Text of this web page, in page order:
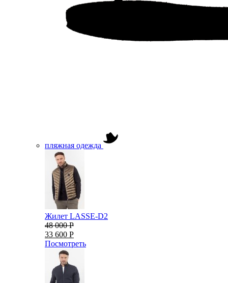
пляжная одежда
Жилет LASSE-D2
48 000 Р
33 600 Р
Посмотреть